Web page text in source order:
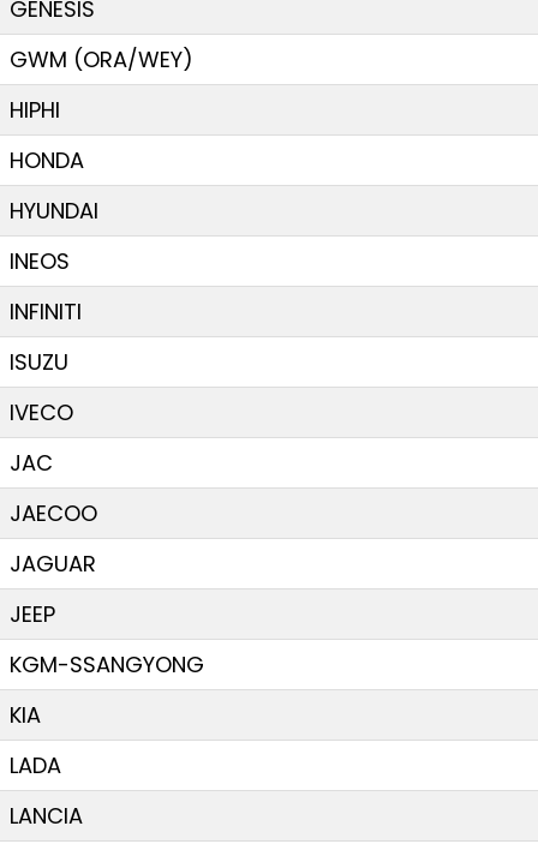
GENESIS
GWM (ORA/WEY)
HIPHI
HONDA
HYUNDAI
INEOS
INFINITI
ISUZU
IVECO
JAC
JAECOO
JAGUAR
JEEP
KGM-SSANGYONG
KIA
LADA
LANCIA